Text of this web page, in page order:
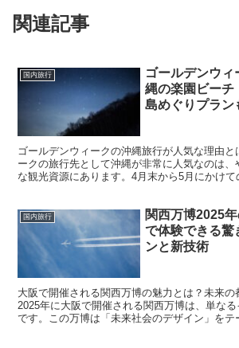
関連記事
国内旅行
ゴールデンウ
縄の楽園ビーチ
島めぐりプラン
ゴールデンウィークの沖縄旅行が人気な理由と
ークの旅行先として沖縄が非常に人気なのは、
な観光資源にあります。4月末から5月にかけて
国内旅行
関西万博2025
で体験できる驚
ンと新技術
大阪で開催される関西万博の魅力とは？未来
2025年に大阪で開催される関西万博は、単な
です。この万博は「未来社会のデザイン」をテ